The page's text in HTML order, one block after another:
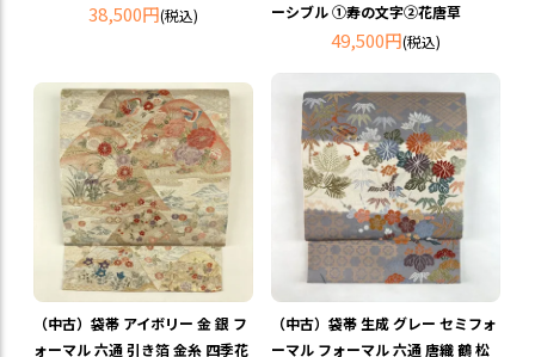
38,500円(税込)
ーシブル ①寿の文字②花唐草
49,500円(税込)
（中古）袋帯 アイボリー 金 銀 フ
ォーマル 六通 引き箔 金糸 四季花
（中古）袋帯 生成 グレー セミフォ
ーマル フォーマル 六通 唐織 鶴 松